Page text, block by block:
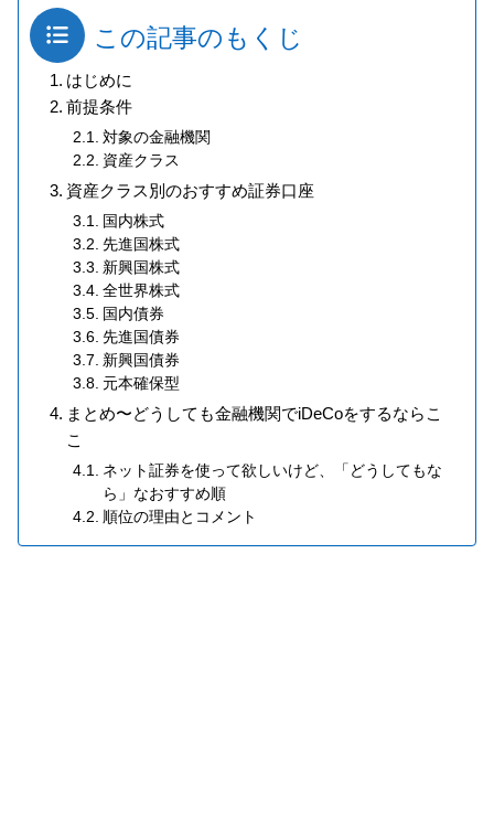
この記事のもくじ
はじめに
前提条件
対象の金融機関
資産クラス
資産クラス別のおすすめ証券口座
国内株式
先進国株式
新興国株式
全世界株式
国内債券
先進国債券
新興国債券
元本確保型
まとめ〜どうしても金融機関でiDeCoをするならこ
こ
ネット証券を使って欲しいけど、「どうしてもな
ら」なおすすめ順
順位の理由とコメント